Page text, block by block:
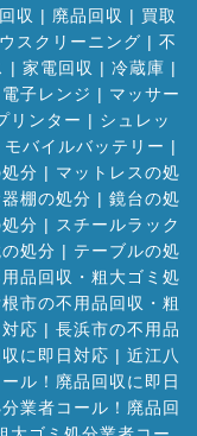
収 | 廃品回収 | 買取
スクリーニング | 不
| 家電回収 | 冷蔵庫 |
電子レンジ | マッサー
リンター | シュレッ
モバイルバッテリー |
分 | マットレスの処
棚の処分 | 鏡台の処
分 | スチールラック
処分 | テーブルの処
品回収・粗大ゴミ処
根市の不用品回収・粗
応 | 長浜市の不用品
に即日対応 | 近江八
ル！廃品回収に即日
業者コール！廃品回